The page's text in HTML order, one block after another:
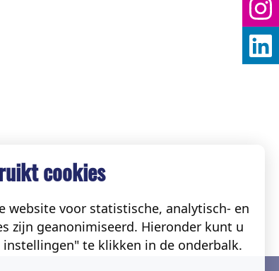
cookies
website voor statistische, analytisch- en
zijn geanonimiseerd. Hieronder kunt u
te klikken in de onderbalk.